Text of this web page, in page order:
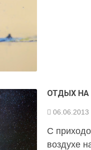
ОТДЫХ
06.06.2013
С
воздухе